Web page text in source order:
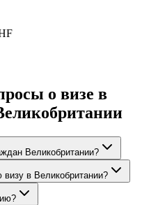
о визе в
Великобритании?
в Великобритании?